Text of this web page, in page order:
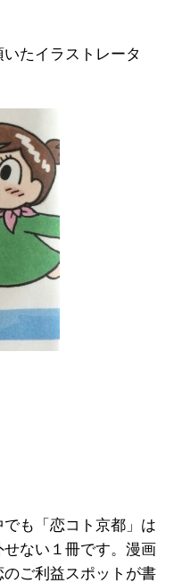
たイラストレータ
も「恋コト京都」は
ない１冊です。漫画
ご利益スポットが書